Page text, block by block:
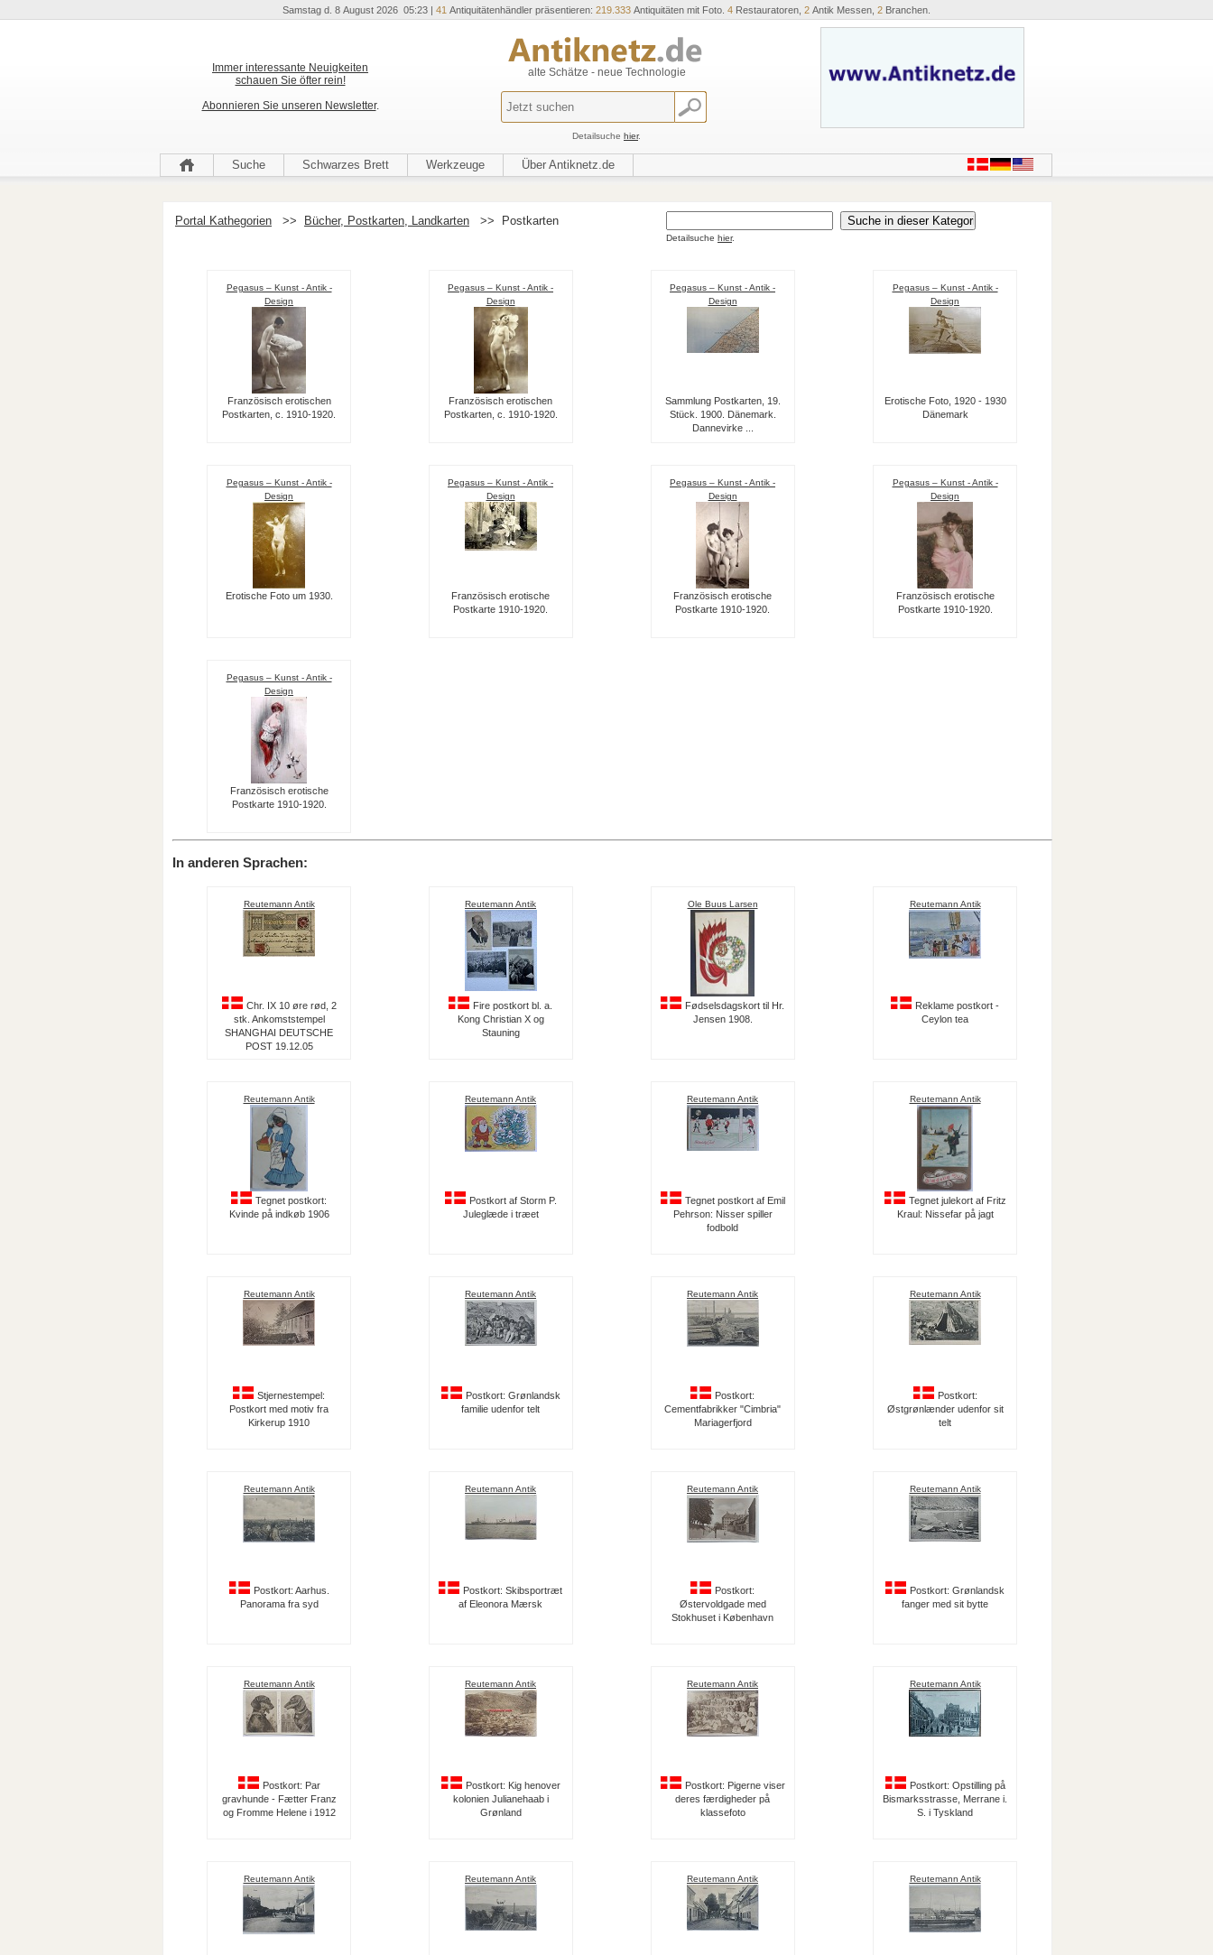
Samstag d. 8 August 2026 05:23 | 41 Antiquitätenhändler präsentieren: 219.333 Antiquitäten mit Foto. 4 Restauratoren, 2 Antik Messen, 2 Branchen.
Immer interessante Neuigkeiten
schauen Sie öfter rein!
Abonnieren Sie unseren Newsletter.
alte Schätze - neue Technologie
Detailsuche hier.
Suche Schwarzes Brett Werkzeuge Über Antiknetz.de
Portal Kathegorien >> Bücher, Postkarten, Landkarten >> Postkarten
Detailsuche hier.
Pegasus – Kunst - Antik -
Design
Französisch erotischen
Postkarten, c. 1910-1920.
Pegasus – Kunst - Antik -
Design
Französisch erotischen
Postkarten, c. 1910-1920.
Pegasus – Kunst - Antik -
Design
Sammlung Postkarten, 19.
Stück. 1900. Dänemark.
Dannevirke ...
Pegasus – Kunst - Antik -
Design
Erotische Foto, 1920 - 1930
Dänemark
Pegasus – Kunst - Antik -
Design
Erotische Foto um 1930.
Pegasus – Kunst - Antik -
Design
Französisch erotische
Postkarte 1910-1920.
Pegasus – Kunst - Antik -
Design
Französisch erotische
Postkarte 1910-1920.
Pegasus – Kunst - Antik -
Design
Französisch erotische
Postkarte 1910-1920.
Pegasus – Kunst - Antik -
Design
Französisch erotische
Postkarte 1910-1920.
In anderen Sprachen:
Reutemann Antik
Chr. IX 10 øre rød, 2
stk. Ankomststempel
SHANGHAI DEUTSCHE
POST 19.12.05
Reutemann Antik
Fire postkort bl. a.
Kong Christian X og
Stauning
Ole Buus Larsen
Fødselsdagskort til Hr.
Jensen 1908.
Reutemann Antik
Reklame postkort -
Ceylon tea
Reutemann Antik
Tegnet postkort:
Kvinde på indkøb 1906
Reutemann Antik
Postkort af Storm P.
Juleglæde i træet
Reutemann Antik
Tegnet postkort af Emil
Pehrson: Nisser spiller
fodbold
Reutemann Antik
Tegnet julekort af Fritz
Kraul: Nissefar på jagt
Reutemann Antik
Stjernestempel:
Postkort med motiv fra
Kirkerup 1910
Reutemann Antik
Postkort: Grønlandsk
familie udenfor telt
Reutemann Antik
Postkort:
Cementfabrikker "Cimbria"
Mariagerfjord
Reutemann Antik
Postkort:
Østgrønlænder udenfor sit
telt
Reutemann Antik
Postkort: Aarhus.
Panorama fra syd
Reutemann Antik
Postkort: Skibsportræt
af Eleonora Mærsk
Reutemann Antik
Postkort:
Østervoldgade med
Stokhuset i København
Reutemann Antik
Postkort: Grønlandsk
fanger med sit bytte
Reutemann Antik
Postkort: Par
gravhunde - Fætter Franz
og Fromme Helene i 1912
Reutemann Antik
Postkort: Kig henover
kolonien Julianehaab i
Grønland
Reutemann Antik
Postkort: Pigerne viser
deres færdigheder på
klassefoto
Reutemann Antik
Postkort: Opstilling på
Bismarksstrasse, Merrane i.
S. i Tyskland
Reutemann Antik Reutemann Antik Reutemann Antik Reutemann Antik